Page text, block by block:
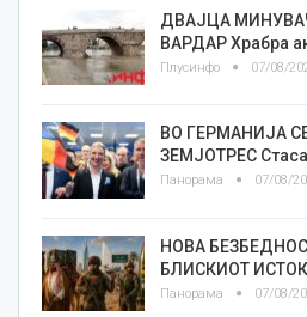
ДВАЈЦА
ВАРДАР Храбра
Плусинфо 07/08/
ВО ГЕРМАНИЈА
ЗЕМЈОТРЕС
Панорама 07/08/
НОВА
БЛИСКИОТ ИСТОК
Панорама 07/08/